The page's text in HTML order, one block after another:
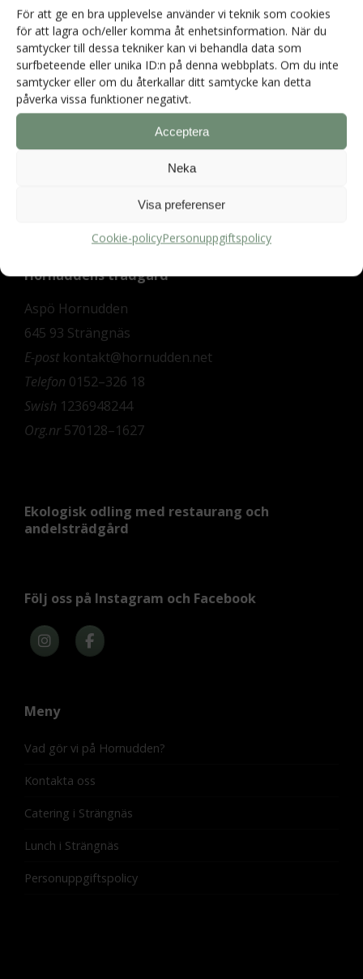
För att ge en bra upplevelse använder vi teknik som cookies
för att lagra och/eller komma åt enhetsinformation. När du
samtycker till dessa tekniker kan vi behandla data som
surfbeteende eller unika ID:n på denna webbplats. Om du inte
samtycker eller om du återkallar ditt samtycke kan detta
påverka vissa funktioner negativt.
Acceptera
Neka
Visa preferenser
Cookie-policyPersonuppgiftspolicy
Kategorier
Hornudden
Hornuddens trädgård
Aspö Hornudden
645 93 Strängnäs
E-postkontakt@hornudden.net
Telefon 0152–326 18
Swish 1236948244
Org.nr570128–1627
Ekologisk odling med restaurang och
andelsträdgård
Följ oss på Instagram och Facebook
Meny
Vad gör vi på Hornudden?
Kontakta oss
Catering i Strängnäs
Lunch i Strängnäs
Personuppgiftspolicy